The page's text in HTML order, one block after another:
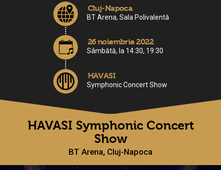
Cluj-Napoca
BT Arena, Sala Polivalentă
26 noiembrie 2022
Sâmbătă, la 14:30, 19:30
HAVASI
Symphonic Concert Show
HAVASI Symphonic Concert
Show
BT Arena, Cluj-Napoca